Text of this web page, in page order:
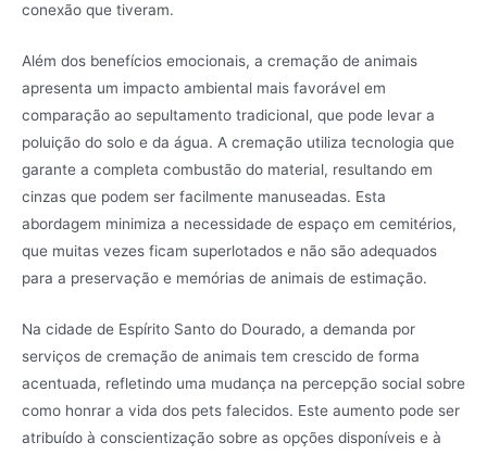
conexão que tiveram.
Além dos benefícios emocionais, a cremação de animais
apresenta um impacto ambiental mais favorável em
comparação ao sepultamento tradicional, que pode levar a
poluição do solo e da água. A cremação utiliza tecnologia que
garante a completa combustão do material, resultando em
cinzas que podem ser facilmente manuseadas. Esta
abordagem minimiza a necessidade de espaço em cemitérios,
que muitas vezes ficam superlotados e não são adequados
para a preservação e memórias de animais de estimação.
Na cidade de Espírito Santo do Dourado, a demanda por
serviços de cremação de animais tem crescido de forma
acentuada, refletindo uma mudança na percepção social sobre
como honrar a vida dos pets falecidos. Este aumento pode ser
atribuído à conscientização sobre as opções disponíveis e à